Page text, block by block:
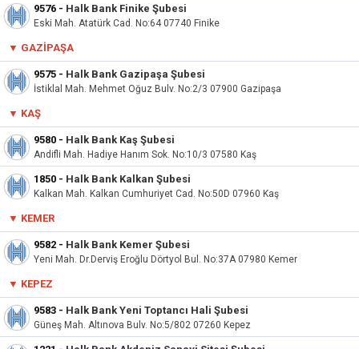
9576 - Halk Bank Finike Şubesi
Eski Mah. Atatürk Cad. No:64 07740 Finike
▼ GAZIPAŞA
9575 - Halk Bank Gazipaşa Şubesi
İstiklal Mah. Mehmet Oğuz Bulv. No:2/3 07900 Gazipaşa
▼ KAŞ
9580 - Halk Bank Kaş Şubesi
Andifli Mah. Hadiye Hanım Sok. No:10/3 07580 Kaş
1850 - Halk Bank Kalkan Şubesi
Kalkan Mah. Kalkan Cumhuriyet Cad. No:50D 07960 Kaş
▼ KEMER
9582 - Halk Bank Kemer Şubesi
Yeni Mah. Dr.Derviş Eroğlu Dörtyol Bul. No:37A 07980 Kemer
▼ KEPEZ
9583 - Halk Bank Yeni Toptancı Hali Şubesi
Güneş Mah. Altınova Bulv. No:5/802 07260 Kepez